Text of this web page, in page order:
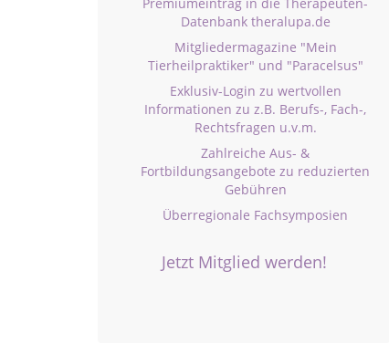
Datenbank theralupa.de
Mitgliedermagazine "Mein
Tierheilpraktiker" und "Paracelsus"
Exklusiv-Login zu wertvollen
Informationen zu z.B. Berufs-, Fach-,
Rechtsfragen u.v.m.
Zahlreiche Aus- &
Fortbildungsangebote zu reduzierten
Gebühren
Überregionale Fachsymposien
Jetzt Mitglied werden!